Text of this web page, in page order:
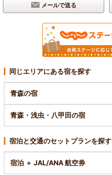
メールで送る
同じエリアにある宿を探す
青森の宿
青森・浅虫・八甲田の宿
宿泊と交通のセットプランを探す
宿泊 ＋ JAL/ANA 航空券